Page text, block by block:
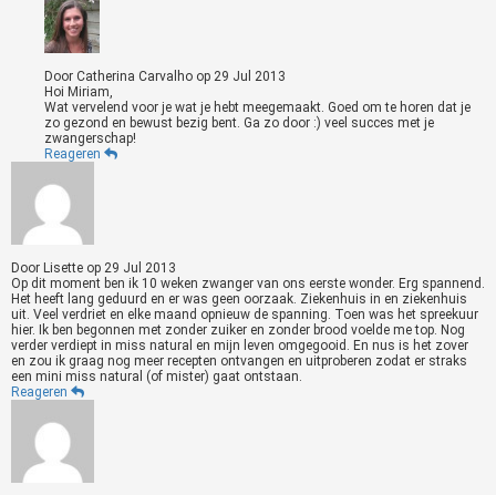
Door Catherina Carvalho op 29 Jul 2013
Hoi Miriam,
Wat vervelend voor je wat je hebt meegemaakt. Goed om te horen dat je
zo gezond en bewust bezig bent. Ga zo door :) veel succes met je
zwangerschap!
Reageren
Door Lisette op 29 Jul 2013
Op dit moment ben ik 10 weken zwanger van ons eerste wonder. Erg spannend.
Het heeft lang geduurd en er was geen oorzaak. Ziekenhuis in en ziekenhuis
uit. Veel verdriet en elke maand opnieuw de spanning. Toen was het spreekuur
hier. Ik ben begonnen met zonder zuiker en zonder brood voelde me top. Nog
verder verdiept in miss natural en mijn leven omgegooid. En nus is het zover
en zou ik graag nog meer recepten ontvangen en uitproberen zodat er straks
een mini miss natural (of mister) gaat ontstaan.
Reageren